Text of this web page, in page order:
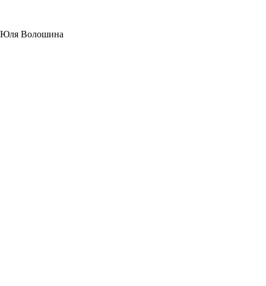
Юля Волошина